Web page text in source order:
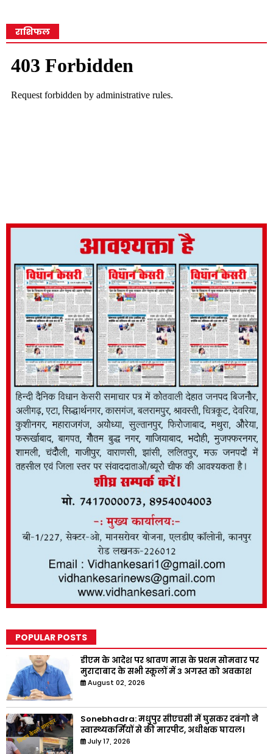
राशिफल
POPULAR POSTS
डीएम के आदेश पर श्रावण मास के प्रथम सोमवार पर
मुरादाबाद के सभी स्कूलों में 3 अगस्त को अवकाश
August 02, 2026
Sonebhadra: मधुपुर सीएचसी में घुसकर दबंगो ने
स्वास्थ्यकर्मियों से की मारपीट, अधीक्षक घायल।
July 17, 2026